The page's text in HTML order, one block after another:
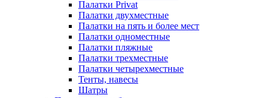
Палатки Privat
Палатки двухместные
Палатки на пять и более мест
Палатки одноместные
Палатки пляжные
Палатки трехместные
Палатки четырехместные
Тенты, навесы
Шатры